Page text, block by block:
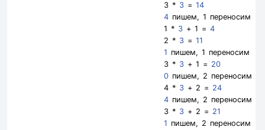
3 * 3 =14
4 пишем, 1 переносим
1 * 3 + 1 =4
2 * 3 =11
1 пишем, 1 переносим
3 * 3 + 1 = 20
0 пишем, 2 переносим
4 * 3 + 2 = 24
4 пишем, 2 переносим
3 * 3 + 2 = 21
1 пишем, 2 переносим